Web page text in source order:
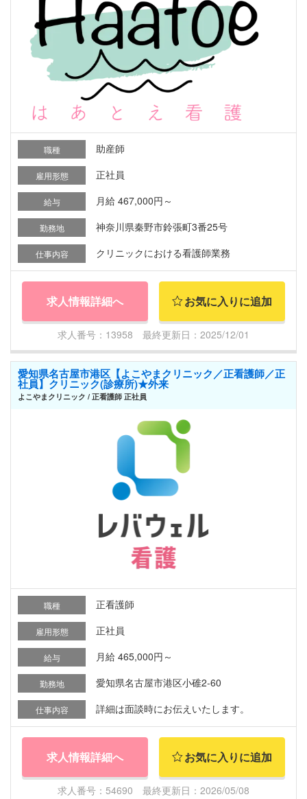
職種 助産師
雇用形態 正社員
給与 月給 467,000円～
勤務地 神奈川県秦野市鈴張町3番25号
仕事内容 クリニックにおける看護師業務
求人情報詳細へ お気に入りに追加
求人番号：13958 最終更新日：2025/12/01
愛知県名古屋市港区【よこやまクリニック／正看護師／正
社員】クリニック(診療所)★外来
よこやまクリニック / 正看護師 正社員
職種 正看護師
雇用形態 正社員
給与 月給 465,000円～
勤務地 愛知県名古屋市港区小碓2-60
仕事内容 詳細は面談時にお伝えいたします。
求人情報詳細へ お気に入りに追加
求人番号：54690 最終更新日：2026/05/08